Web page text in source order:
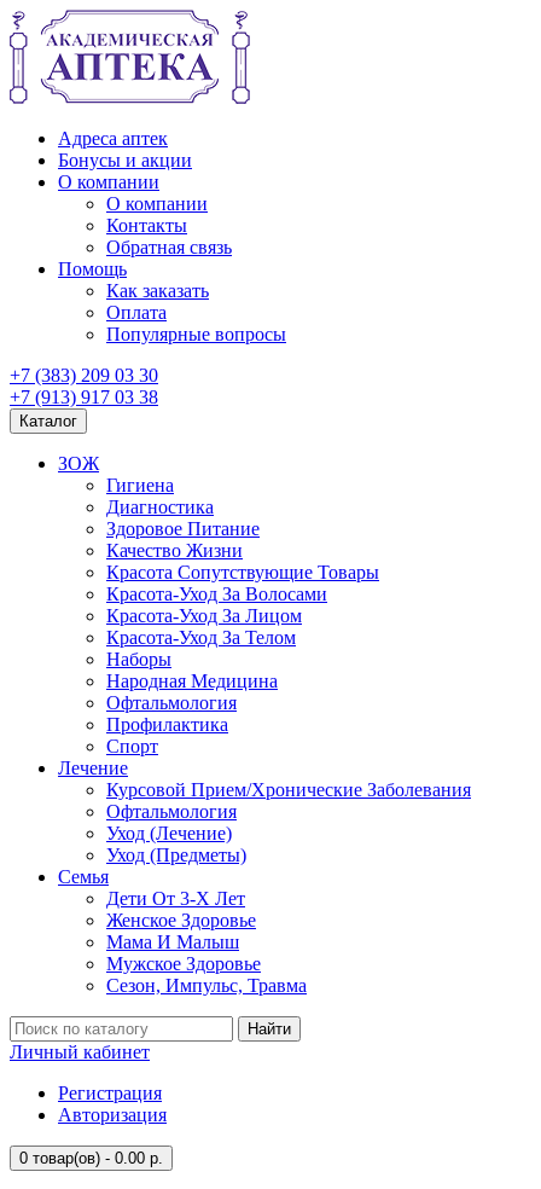
Адреса аптек
Бонусы и акции
О компании
О компании
Контакты
Обратная связь
Помощь
Как заказать
Оплата
Популярные вопросы
+7 (383) 209 03 30
+7 (913) 917 03 38
Каталог
ЗОЖ
Гигиена
Диагностика
Здоровое Питание
Качество Жизни
Красота Сопутствующие Товары
Красота-Уход За Волосами
Красота-Уход За Лицом
Красота-Уход За Телом
Наборы
Народная Медицина
Офтальмология
Профилактика
Спорт
Лечение
Курсовой Прием/Хронические Заболевания
Офтальмология
Уход (Лечение)
Уход (Предметы)
Семья
Дети От 3-Х Лет
Женское Здоровье
Мама И Малыш
Мужское Здоровье
Сезон, Импульс, Травма
Найти
Личный кабинет
Регистрация
Авторизация
0 товар(ов) - 0.00 р.